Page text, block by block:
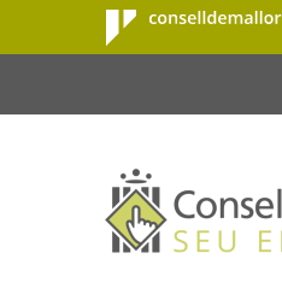
Salta al contingut principal
Consell de
Mallorca